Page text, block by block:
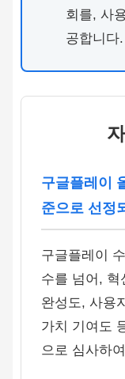
회를, 사
공합니다.
구글플레이
준으로 선정
구글플레이
수를 넘어, 혁
완성도, 사용
가치 기여도
으로 심사하